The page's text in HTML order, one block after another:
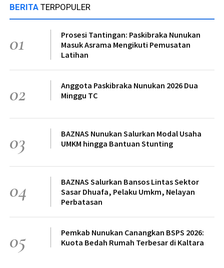
BERITA TERPOPULER
01
Prosesi Tantingan: Paskibraka Nunukan
Masuk Asrama Mengikuti Pemusatan
Latihan
02
Anggota Paskibraka Nunukan 2026 Dua
Minggu TC
03
BAZNAS Nunukan Salurkan Modal Usaha
UMKM hingga Bantuan Stunting
04
BAZNAS Salurkan Bansos Lintas Sektor
Sasar Dhuafa, Pelaku Umkm, Nelayan
Perbatasan
05
Pemkab Nunukan Canangkan BSPS 2026:
Kuota Bedah Rumah Terbesar di Kaltara